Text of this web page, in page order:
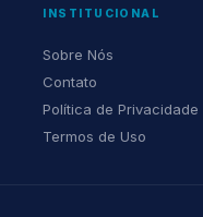
INSTITUCIONAL
Sobre Nós
Contato
Política de Privacidade
Termos de Uso